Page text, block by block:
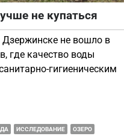
не купаться
Дзержинске не вошло в
где качество воды
гигиеническим
ИССЛЕДОВАНИЕ ОЗЕРО